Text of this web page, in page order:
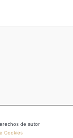
de autor
Cookies